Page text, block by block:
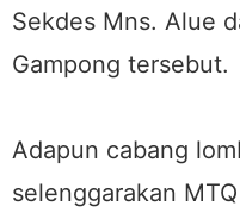
Sekdes Mns. Alue
Gampong tersebut.
Adapun cabang
selenggarakan